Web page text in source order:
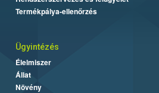
Termékpálya-ellenőrzés
Ügyintézés
Élelmiszer
Állat
Növény